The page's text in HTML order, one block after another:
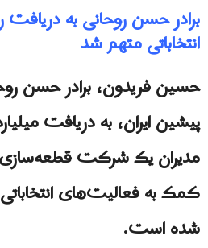
برادر حسن روحانی به
انتخاباتی متهم شد
حسین فریدون، برادر حسن
پیشین ایران، به دریافت
مدیران یک شرکت
کمک به فعالیت‌های
شده است.